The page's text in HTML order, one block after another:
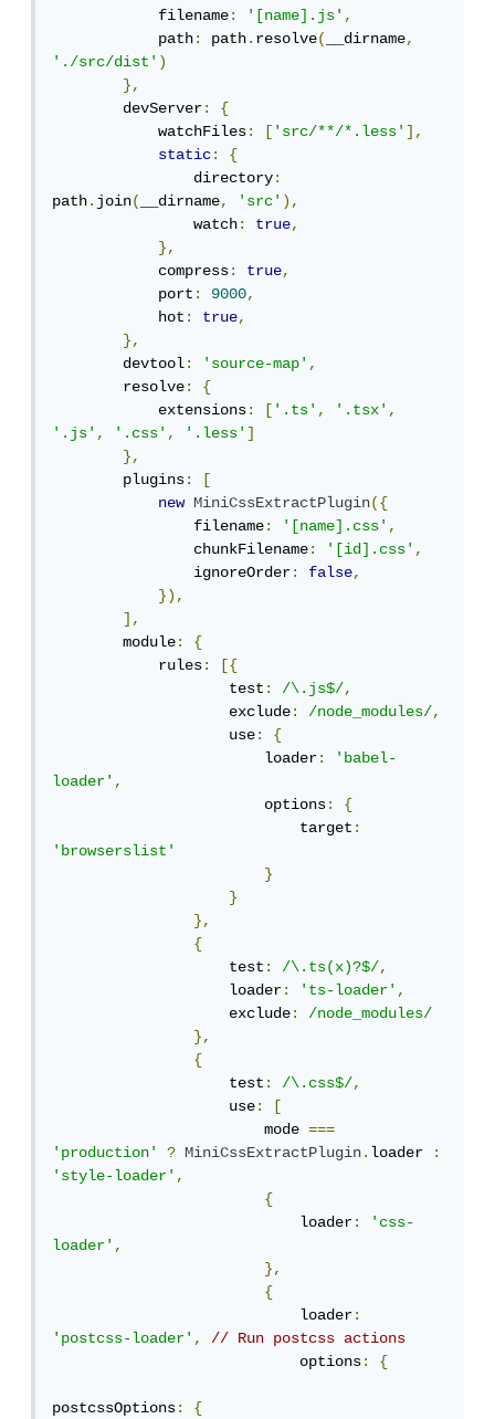
            filename
: '[name].js',
            path
: path.resolve( __dirname,
'./src/dist')
},
        devServer
:
{
            watchFiles
: ['src/**/*.less'],
static:
{
                directory
:
path.join( __dirname, 'src'),
                watch
: true,
},
            compress
: true,
            port
: 9000,
            hot
: true,
},
        devtool
: 'source-map',
        resolve
:
{
            extensions
: ['.ts', '.tsx',
'.js', '.css', '.less']
},
        plugins
:
[
new
MiniCssExtractPlugin({
                filename
: '[name].css',
                chunkFilename
: '[id].css',
                ignoreOrder
: false,
}),
],
        module
:
{
            rules
:
[{
                    test
: /\.js$/,
                    exclude
: /node_modules/,
                    use
:
{
                        loader
:
'babel-
loader',
                        options
:
{
                            target
:
'browserslist'
}
}
},
{
                    test
: /\.ts(x)?$/,
                    loader
: 'ts-loader',
                    exclude
:
/node_modules/
},
{
                    test
: /\.css$/,
                    use
:
[
                        mode
===
'production'
? MiniCssExtractPlugin.loader :
'style-loader',
{
                            loader
:
'css-
loader',
},
{
                            loader
:
'postcss-loader',
// Run postcss actions
                            options
: {
postcssOptions:
{